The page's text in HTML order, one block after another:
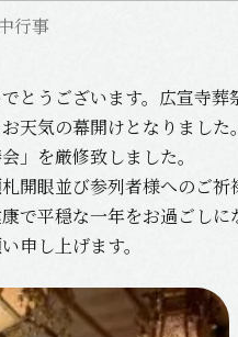
行事
とうございます。広宣寺葬
天気の幕開けとなりました。
」を厳修致しました。
開眼並び参列者様へのご祈
で平穏な一年をお過ごし
申し上げます。